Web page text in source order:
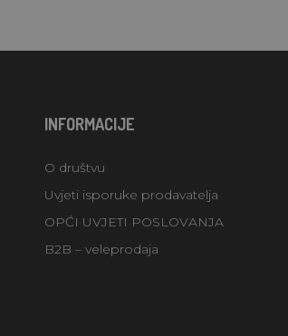
INFORMACIJE
O društvu
Uvjeti isporuke prodavatelja
OPĆI UVJETI POSLOVANJA
B2B – veleprodaja